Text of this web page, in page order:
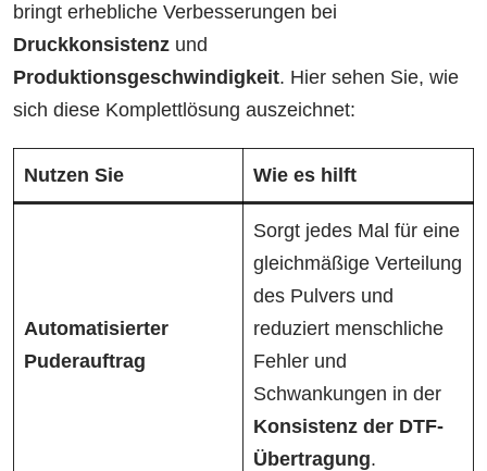
bringt erhebliche Verbesserungen bei
Druckkonsistenz und
Produktionsgeschwindigkeit. Hier sehen Sie, wie
sich diese Komplettlösung auszeichnet:
Nutzen Sie Wie es hilft
Automatisierter
Puderauftrag
Sorgt jedes Mal für eine
gleichmäßige Verteilung
des Pulvers und
reduziert menschliche
Fehler und
Schwankungen in der
Konsistenz der DTF-
Übertragung.